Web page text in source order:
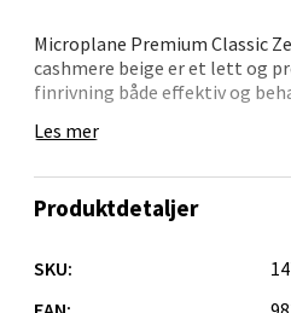
Microplane Premium Classic
cashmere beige er et lett og
finrivning både effektiv og
struktur og tydelig smak.
god kontroll, enten du river
føtter, og rengjøringen går
Les mer
Produktdetaljer
SKU:
Sandvika - Thon
Brodtkorbsgate 7, 1338
Åpent i dag 09-19